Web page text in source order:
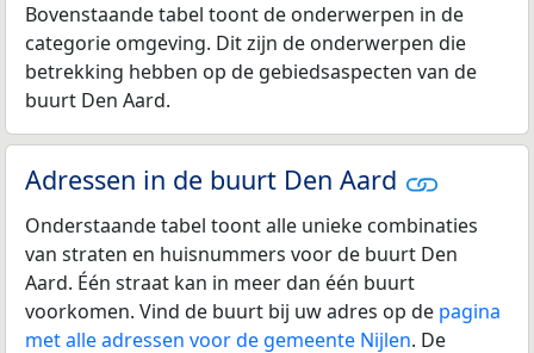
Bovenstaande tabel toont de onderwerpen in de
categorie omgeving. Dit zijn de onderwerpen die
betrekking hebben op de gebiedsaspecten van de
buurt Den Aard.
Adressen in de buurt Den Aard
Onderstaande tabel toont alle unieke combinaties
van straten en huisnummers voor de buurt Den
Aard. Één straat kan in meer dan één buurt
voorkomen. Vind de buurt bij uw adres op de pagina
met alle adressen voor de gemeente Nijlen. De